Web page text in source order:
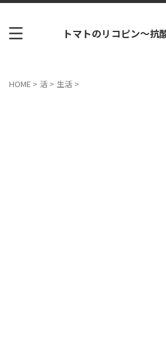
トマトのリコピン～抗
HOME > 活 > 生活 >